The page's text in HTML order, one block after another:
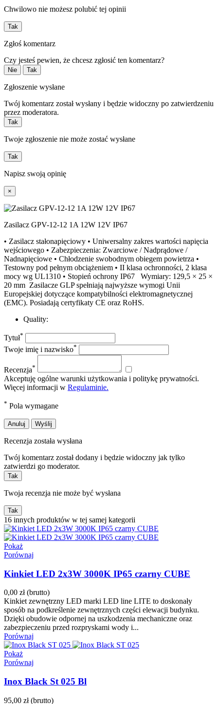
Chwilowo nie możesz polubić tej opinii
Tak
Zgłoś komentarz
Czy jesteś pewien, że chcesz zgłosić ten komentarz?
Nie Tak
Zgłoszenie wysłane
Twój komentarz został wysłany i będzie widoczny po zatwierdzeniu
przez moderatora.
Tak
Twoje zgłoszenie nie może zostać wysłane
Tak
Napisz swoją opinię
×
Zasilacz GPV-12-12 1A 12W 12V IP67
• Zasilacz stałonapięciowy • Uniwersalny zakres wartości napięcia
wejściowego • Zabezpieczenia: Zwarciowe / Nadprądowe /
Nadnapięciowe • Chłodzenie swobodnym obiegem powietrza •
Testowny pod pełnym obciążeniem • II klasa ochronności, 2 klasa
mocy wg UL1310 • Stopień ochrony IP67 Wymiary: 129,5 × 25 ×
20 mm Zasilacze GLP spełniają najwyższe wymogi Unii
Europejskiej dotyczące kompatybilności elektromagnetycznej
(EMC). Posiadają certyfikaty CE oraz RoHS.
Quality:
Tytuł*
Twoje imię i nazwisko*
Recenzja*
Akceptuję ogólne warunki użytkowania i politykę prywatności.
Więcej informacji w Regulaminie.
* Pola wymagane
Anuluj Wyślij
Recenzja została wysłana
Twój komentarz został dodany i będzie widoczny jak tylko
zatwierdzi go moderator.
Tak
Twoja recenzja nie może być wysłana
Tak
16 innych produktów w tej samej kategorii
Pokaż
Porównaj
Kinkiet LED 2x3W 3000K IP65 czarny CUBE
0,00 zł (brutto)
Kinkiet zewnętrzny LED marki LED line LITE to doskonały
sposób na podkreślenie zewnętrznych części elewacji budynku.
Dzięki obudowie odpornej na uszkodzenia mechaniczne oraz
zabezpieczeniu przed rozpryskami wody i...
Porównaj
Pokaż
Porównaj
Inox Black St 025 Bl
95,00 zł (brutto)